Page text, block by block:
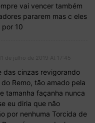
vai vencer também
pararem mas c eles
10
das cinzas revigorando
Remo, tão amado pela
tamanha façanha nunca
eu diria que não
por nenhuma Torcida de